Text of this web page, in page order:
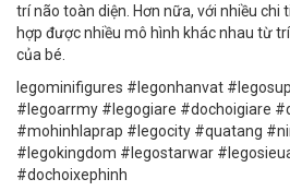
trí não toàn diện. Hơn nữa, với nhiều chi
hợp được nhiều mô hình khác nhau từ
của bé.
legominifigures #legonhanvat
#legoarrmy #legogiare #dochoigiare
#mohinhlaprap #legocity #quatang
#legokingdom #legostarwar
#dochoixephinh